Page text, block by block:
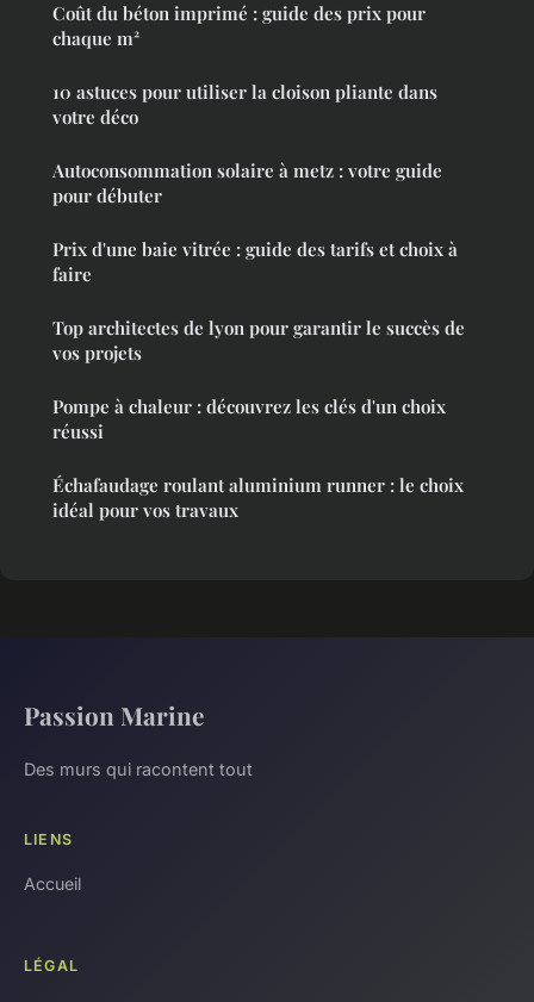
Coût du béton imprimé : guide des prix pour
chaque m²
10 astuces pour utiliser la cloison pliante dans
votre déco
Autoconsommation solaire à metz : votre guide
pour débuter
Prix d'une baie vitrée : guide des tarifs et choix à
faire
Top architectes de lyon pour garantir le succès de
vos projets
Pompe à chaleur : découvrez les clés d'un choix
réussi
Échafaudage roulant aluminium runner : le choix
idéal pour vos travaux
Passion Marine
Des murs qui racontent tout
LIENS
Accueil
LÉGAL